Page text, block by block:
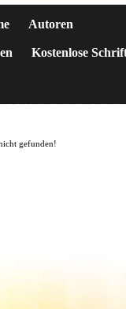
Autoren
Kostenlose
M N O P Q R S T U
gefunden!